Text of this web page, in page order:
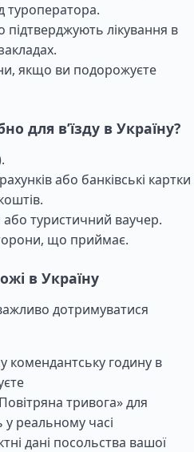
туроператора.
лікування в
якщо ви подорожуєте
для в’їзду в Україну?
або банківські картки
туристичний ваучер.
що приймає.
в Україну
дотримуватися
комендантську годину в
тривога» для
реальному часі
дані посольства вашої